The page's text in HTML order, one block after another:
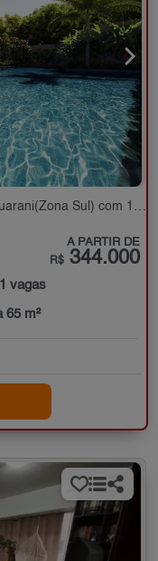
com 1,2 quartos - 31 a 65 m²
A PARTIR DE
R$ 344.000
vagas
65 m²